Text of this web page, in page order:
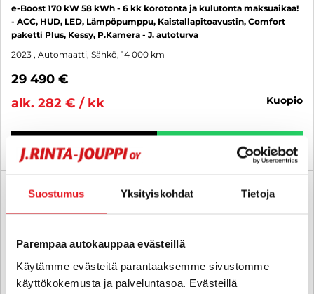
Suostumus Yksityiskohdat Tietoja
Parempaa autokauppaa evästeillä
Käytämme evästeitä parantaaksemme sivustomme
käyttökokemusta ja palveluntasoa. Evästeillä
e-Boost 170 kW 58 kWh - 6 kk korotonta ja kulutonta maksuaikaa!
- ACC, HUD, LED, Lämpöpumppu, Kaistallapitoavustin, Comfort
paketti Plus, Kessy, P.Kamera - J. autoturva
2023 , Automaatti, Sähkö, 14 000 km
29 490 €
alk. 282 € / kk
kuopio
WHATSAPP
6 kk korotonta ja kulutonta